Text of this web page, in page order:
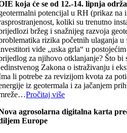
koja će se od 12.-14. lipnja
potencijal u RH (prikaz na
koliki su trenutno
bržeg i snažnijeg razvoja
rizika početnih ulaganja
vide „uska grla“ u
za njihovo otklanjanje? Što bi
Zakona o istraživanju i
li potrebe za revizijom kvota za
iz geotermala i za jačanjem
Pročitaj više
agrosolarna digitalna karta
Europe